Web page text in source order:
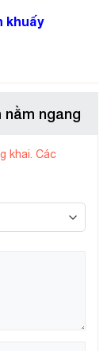
khuấy
ngang
khai. Các